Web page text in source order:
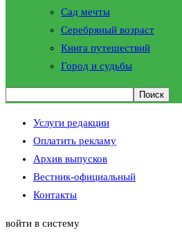
Сад мечты
Серебряный возраст
Книга путешествий
Город и судьбы
Услуги редакции
Оплатить рекламу
Архив выпусков
Вестник-официальный
Контакты
войти в систему